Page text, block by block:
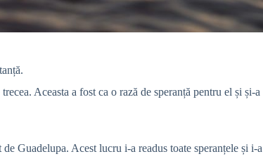
Aceasta a fost ca o rază de speranță pentru el și și-
de Guadelupa. Acest lucru i-a readus toate speranțele și i-